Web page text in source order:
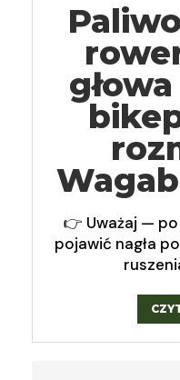
👉 Uważaj —
pojawić nagła